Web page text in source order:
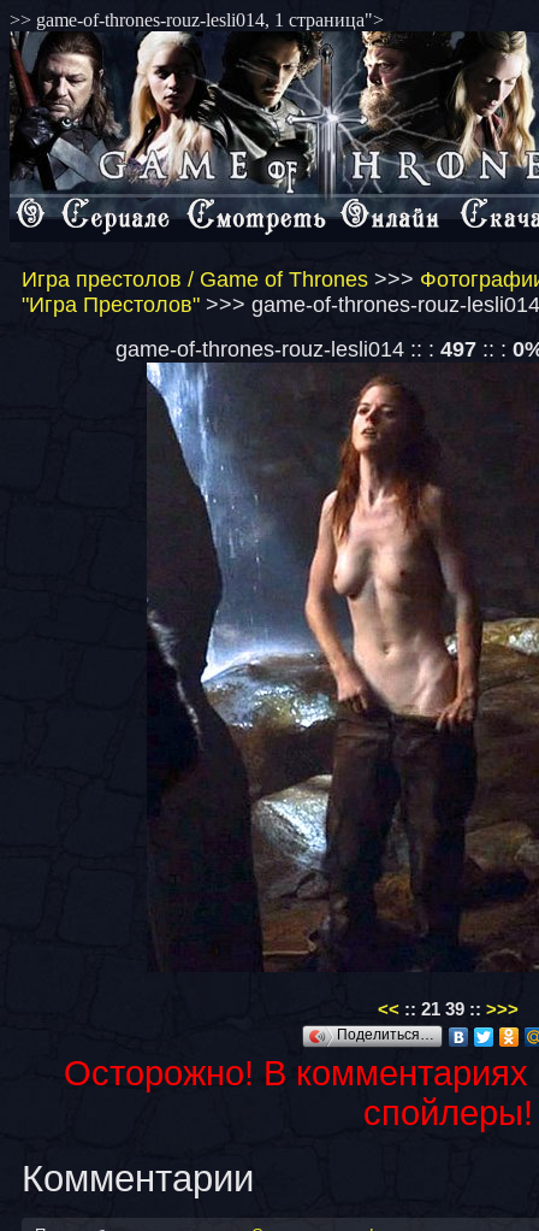
>> game-of-thrones-rouz-lesli014, 1 страница">
Игра престолов / Game of Thrones >>>
"Игра Престолов" >>> game-of-thrones-rouz-
game-of-thrones-rouz-lesli014 :: : 497:: :
<< :: 21 39 :: >>>
Поделиться…
Осторожно! В
спойлеры!
Комментарии